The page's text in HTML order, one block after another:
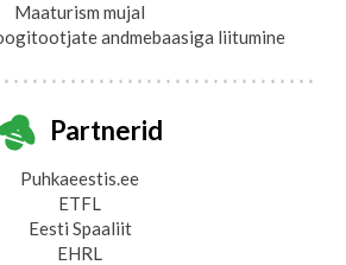
Maaturism mujal
andmebaasiga liitumine
Partnerid
Puhkaeestis.ee
ETFL
Eesti Spaaliit
EHRL